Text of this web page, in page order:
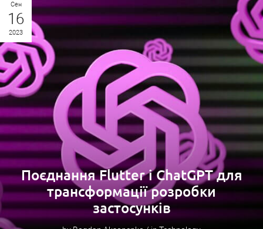
Сен
16
2023
Поєднання Flutter і ChatGPT для
трансформації розробки
застосунків